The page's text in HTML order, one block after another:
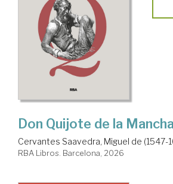
Don Quijote de la Mancha
Cervantes Saavedra, Miguel de (1547-
RBA Libros. Barcelona, 2026